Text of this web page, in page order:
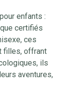
enfants :
certifiés
ces
filles, offrant
ils
aventures,